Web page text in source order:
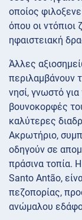
οποίος
όπου οι ντόπιοι
ηφαιστειακή
Άλλες
περιλαμβάνουν
νησί, γνωστό
βουνοκορφές
καλύτερες
Ακρωτήριο,
οδηγούν σε
πράσινα τοπία. Η
Santo Antão,
πεζοπορίας,
ανώμαλου